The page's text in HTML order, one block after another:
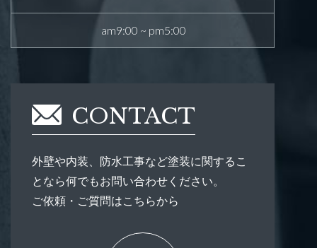
am9:00 ~ pm5:00
CONTACT
外壁や内装、防水工事など塗装に関するこ
となら何でもお問い合わせください。
ご依頼・ご質問はこちらから